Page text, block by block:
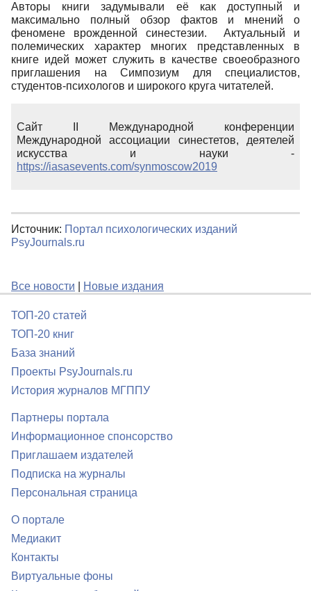
Авторы книги задумывали её как доступный и
максимально полный обзор фактов и мнений о
феномене врожденной синестезии. Актуальный и
полемических характер многих представленных в
книге идей может служить в качестве своеобразного
приглашения на Симпозиум для специалистов,
студентов-психологов и широкого круга читателей.
Сайт II Международной конференции
Международной ассоциации синестетов, деятелей
искусства и науки -
https://iasasevents.com/synmoscow2019
Источник: Портал психологических изданий
PsyJournals.ru
Все новости Новые издания
ТОП-20 статей
ТОП-20 книг
База знаний
Проекты PsyJournals.ru
История журналов МГППУ
Партнеры портала
Информационное спонсорство
Приглашаем издателей
Подписка на журналы
Персональная страница
О портале
Медиакит
Контакты
Виртуальные фоны